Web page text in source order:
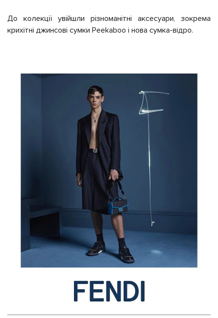
До колекції увійшли різноманітні аксесуари, зокрема
крихітні джинсові сумки Peekaboo і нова сумка-відро.